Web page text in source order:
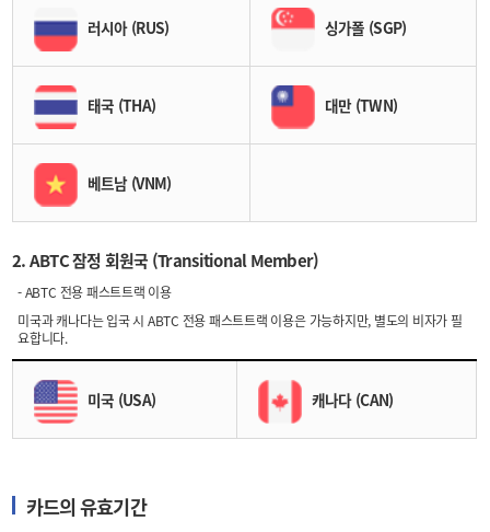
러시아 (RUS) 싱가폴 (SGP)
태국 (THA) 대만 (TWN)
베트남 (VNM)
2. ABTC 잠정 회원국 (Transitional Member)
- ABTC 전용 패스트트랙 이용
미국과 캐나다는 입국 시 ABTC 전용 패스트트랙 이용은 가능하지만, 별도의 비자가 필
요합니다.
미국 (USA) 캐나다 (CAN)
카드의 유효기간